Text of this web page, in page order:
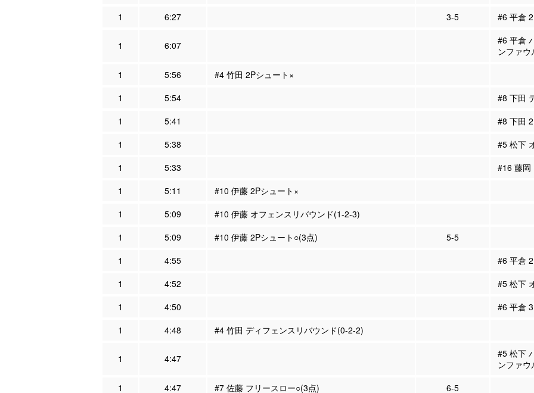
1
6:27 3-5 #6 平倉
1 6:07
#6 平倉
ンファウ
1
5:56
#4 竹田 2Pシュート×
1
5:54
#8 下田
1
5:41
#8 下田
1
5:38
#5 松下
1
5:33
#16 藤岡
1
5:11
#10 伊藤 2Pシュート×
1
5:09
#10 伊藤 オフェンスリバウンド(1-2-3)
1
5:09 #10 伊藤 2Pシュート○(3点)
5-5
1
4:55
#6 平倉
1
4:52
#5 松下
1
4:50
#6 平倉
1
4:48 #4 竹田 ディフェンスリバウンド(0-2-2)
1 4:47
#5 松下
ンファウ
1
4:47 #7 佐藤 フリースロー○(3点) 6-5